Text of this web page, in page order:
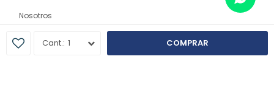
1 COMPRAR
Nosotros